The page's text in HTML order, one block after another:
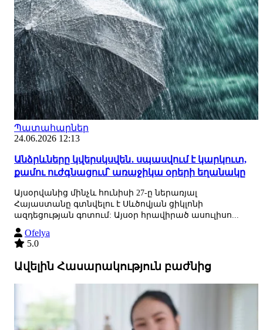
Պատահարներ
24.06.2026 12:13
Անձրևները կվերսկսվեն․ սպասվում է կարկուտ,
քամու ուժգնացում՝ առաջիկա օրերի եղանակը
Այսօրվանից մինչև հունիսի 27-ը ներառյալ
Հայաստանը գտնվելու է Սևծովյան ցիկլոնի
ազդեցության գոտում: Այսօր հրավիրած ասուլիսո...
Ofelya
5.0
Ավելին Հասարակություն բաժնից